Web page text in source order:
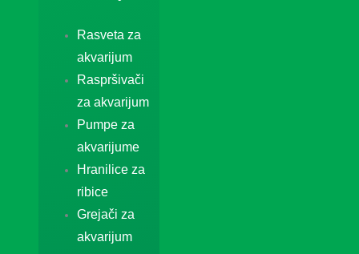
Rasveta za
akvarijum
Raspršivači
za akvarijum
Pumpe za
akvarijume
Hranilice za
ribice
Grejači za
akvarijum